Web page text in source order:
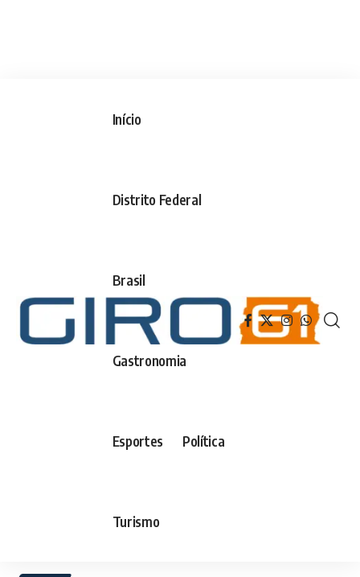
Início
Distrito Federal
Brasil
Gastronomia
Esportes Política
Turismo